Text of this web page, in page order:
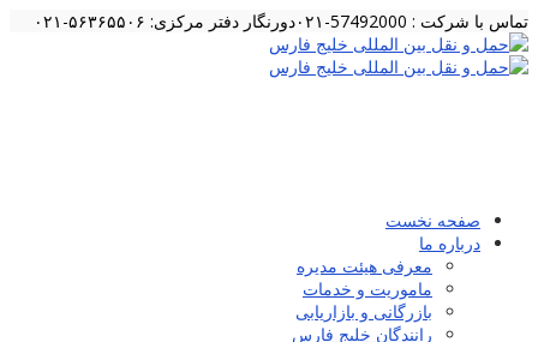
تماس با شرکت : 57492000-۰۲۱ دورنگار دفتر مرکزی: ۵۶۳۶۵۵۰۶-۰۲۱
صفحه نخست
درباره ما
معرفی هیئت مدیره
ماموریت و خدمات
بازرگانی و بازاریابی
رانندگان خلیج فارس